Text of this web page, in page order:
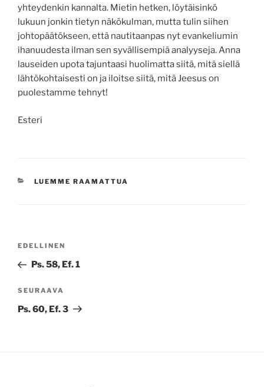
yhteydenkin kannalta. Mietin hetken, löytäisinkö
lukuun jonkin tietyn näkökulman, mutta tulin siihen
johtopäätökseen, että nautitaanpas nyt evankeliumin
ihanuudesta ilman sen syvällisempiä analyyseja. Anna
lauseiden upota tajuntaasi huolimatta siitä, mitä siellä
lähtökohtaisesti on ja iloitse siitä, mitä Jeesus on
puolestamme tehnyt!
Esteri
KATEGORIAT
LUEMME RAAMATTUA
Edellinen
artikkeli
EDELLINEN
Ps. 58, Ef. 1
Seuraava
artikkeli
SEURAAVA
Ps. 60, Ef. 3